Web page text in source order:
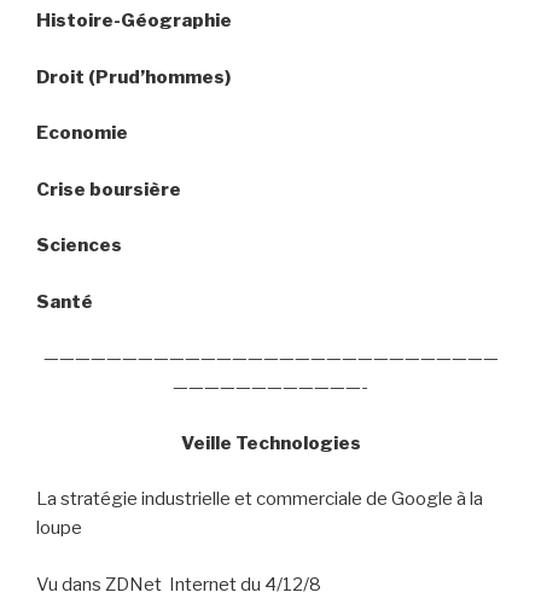
Histoire-Géographie
Droit (Prud’hommes)
Economie
Crise boursière
Sciences
Santé
—————————————————————————————
————————————-
Veille Technologies
La stratégie industrielle et commerciale de Google à la
loupe
Vu dans ZDNet Internet du 4/12/8